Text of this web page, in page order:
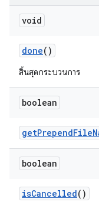
void
done()
สิ้นสุดกระบวนการ
boolean
getPrependFile
boolean
isCancelled()